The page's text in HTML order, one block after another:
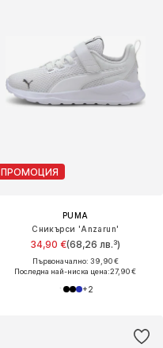
ПРОМОЦИЯ
PUMA
Сникърси 'Anzarun'
34,90 €(68,26 лв.³)
Първоначално: 39,90 €
Последна най-ниска цена:27,90 €
+2